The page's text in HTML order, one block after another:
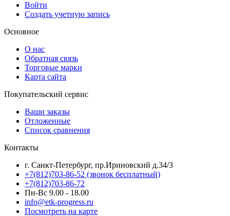
Войти
Создать учетную запись
Основное
О нас
Обратная связь
Торговые марки
Карта сайта
Покупательский сервис
Ваши заказы
Отложенные
Список сравнения
Контакты
г. Санкт-Петербург, пр.Ириновский д.34/3
+7(812)703-86-52 (звонок бесплатный)
+7(812)703-86-72
Пн-Вс 9.00 - 18.00
info@etk-progress.ru
Посмотреть на карте